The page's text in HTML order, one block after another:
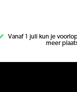
Vanaf 1 juli kun je
meer